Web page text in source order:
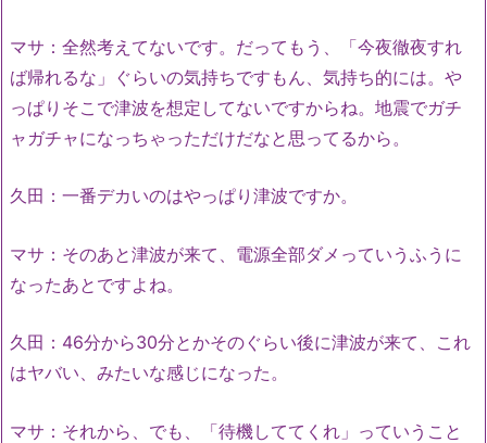
マサ：全然考えてないです。だってもう、「今夜徹夜すれ
ば帰れるな」ぐらいの気持ちですもん、気持ち的には。や
っぱりそこで津波を想定してないですからね。地震でガチ
ャガチャになっちゃっただけだなと思ってるから。
久田：一番デカいのはやっぱり津波ですか。
マサ：そのあと津波が来て、電源全部ダメっていうふうに
なったあとですよね。
久田：46分から30分とかそのぐらい後に津波が来て、これ
はヤバい、みたいな感じになった。
マサ：それから、でも、「待機しててくれ」っていうこと